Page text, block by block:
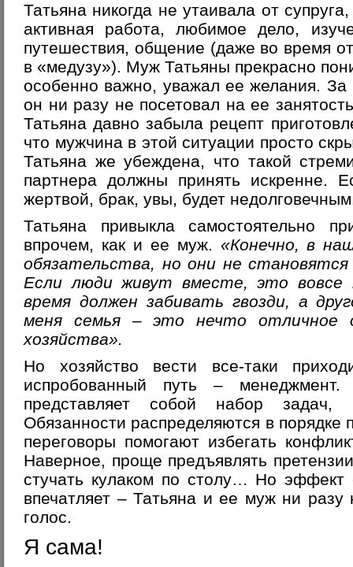
Татьяна никогда не утаивала от
активная работа, любимое дело,
путешествия, общение (даже во время
в «медузу»). Муж Татьяны прекрасно
особенно важно, уважал ее желания.
он ни разу не посетовал на ее
Татьяна давно забыла рецепт
что мужчина в этой ситуации просто
Татьяна же убеждена, что такой
партнера должны принять искренне.
жертвой, брак, увы, будет
Татьяна привыкла самостоятельно
впрочем, как и ее муж. «Конечно, в
обязательства, но они не
Если люди живут вместе, это вовсе
время должен забивать гвозди, а
меня семья – это нечто отличное
хозяйства».
Но хозяйство вести все-таки
испробованный путь –
представляет собой набор
Обязанности распределяются в порядке
переговоры помогают избегать
Наверное, проще предъявлять
стучать кулаком по столу… Но эффект
впечатляет – Татьяна и ее муж ни разу
голос.
Я сама!